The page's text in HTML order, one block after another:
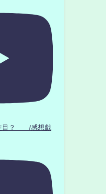
注目？ /感想戯